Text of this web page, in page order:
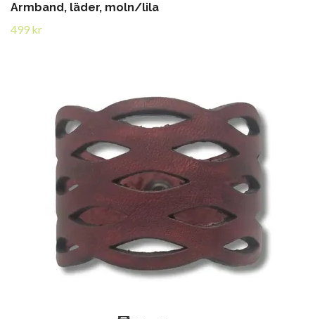
Armband, läder, moln/lila
499 kr